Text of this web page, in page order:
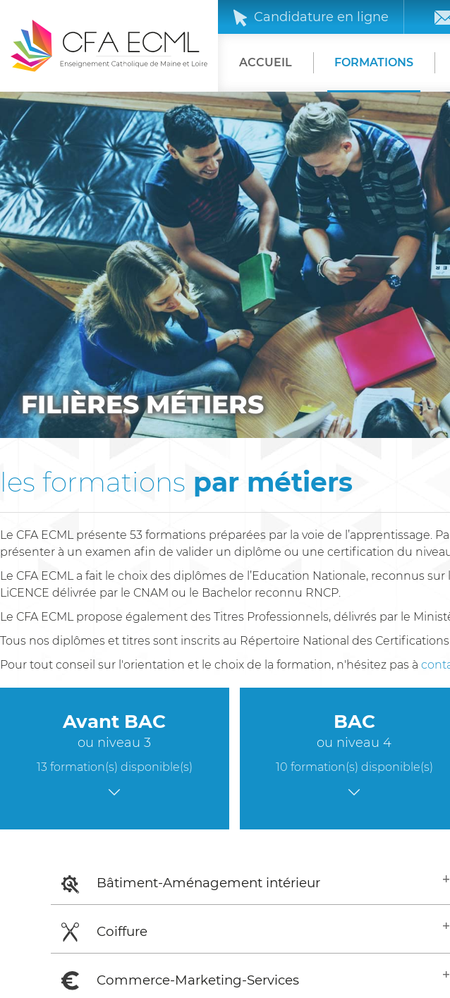
Candidature en ligne
ACCUEIL FORMATIONS
FILIÈRES MÉTIERS
les formations par métiers
Le CFA ECML présente 53 formations préparées par la voie de
présenter à un examen afin de valider un diplôme ou une certification du niveau
Le CFA ECML a fait le choix des diplômes de l’Education Nationale, reconnus
LiCENCE délivrée par le CNAM ou le Bachelor reconnu RNCP.
Le CFA ECML propose également des Titres Professionnels, délivrés par le
Tous nos diplômes et titres sont inscrits au Répertoire National des
Pour tout conseil sur l'orientation et le choix de la formation, n'hésitez pas à
Avant BAC
ou niveau 3
13 formation(s) disponible(s)
BAC
ou niveau 4
10 formation(s) disponible(s)
Bâtiment-Aménagement intérieur
Coiffure
Commerce-Marketing-Services